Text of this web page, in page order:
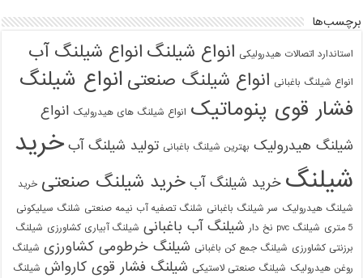
برچسب‌ها
استاندارد اتصالات هیدرولیکی انواع شیلنگ انواع شیلنگ آب
انواع شیلنگ باغبانی انواع شیلنگ صنعتی انواع شیلنگ
فشار قوی پنوماتیک انواع شیلنگ های هیدرولیک انواع
شیلنگ هیدرولیک بهترین شیلنگ باغبانی تولید شیلنگ آب خرید
شیلنگ خرید شیلنگ آب خرید شیلنگ صنعتی خرید
شیلنگ هیدرولیک سر شیلنگ باغبانی شلنگ تصفیه آب نیمه صنعتی شلنگ سیلیکونی
5 متری
شیلنگ pvc نخ دار شیلنگ آب باغبانی شیلنگ آبیاری کشاورزی شیلنگ
برزنتی کشاورزی شیلنگ جمع کن باغبانی شیلنگ خرطومی کشاورزی شیلنگ
روغن هیدرولیک شیلنگ صنعتی لاستیکی شیلنگ فشار قوی کارواش شیلنگ